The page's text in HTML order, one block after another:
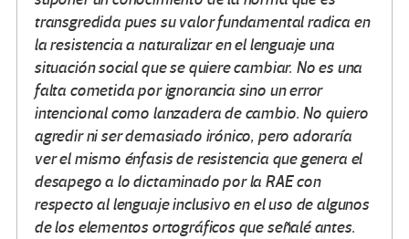
transgredida pues su valor fundamental radica en
la resistencia a naturalizar en el lenguaje una
situación social que se quiere cambiar. No es una
falta cometida por ignorancia sino un error
intencional como lanzadera de cambio. No quiero
agredir ni ser demasiado irónico, pero adoraría
ver el mismo énfasis de resistencia que genera el
desapego a lo dictaminado por la RAE con
respecto al lenguaje inclusivo en el uso de algunos
de los elementos ortográficos que señalé antes.